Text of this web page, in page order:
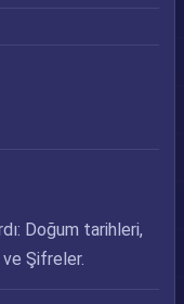
Doğum tarihleri,
Şifreler.